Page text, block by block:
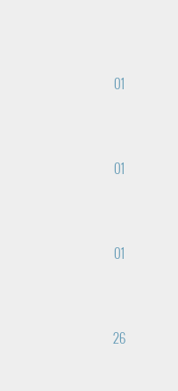
01
01
01
26